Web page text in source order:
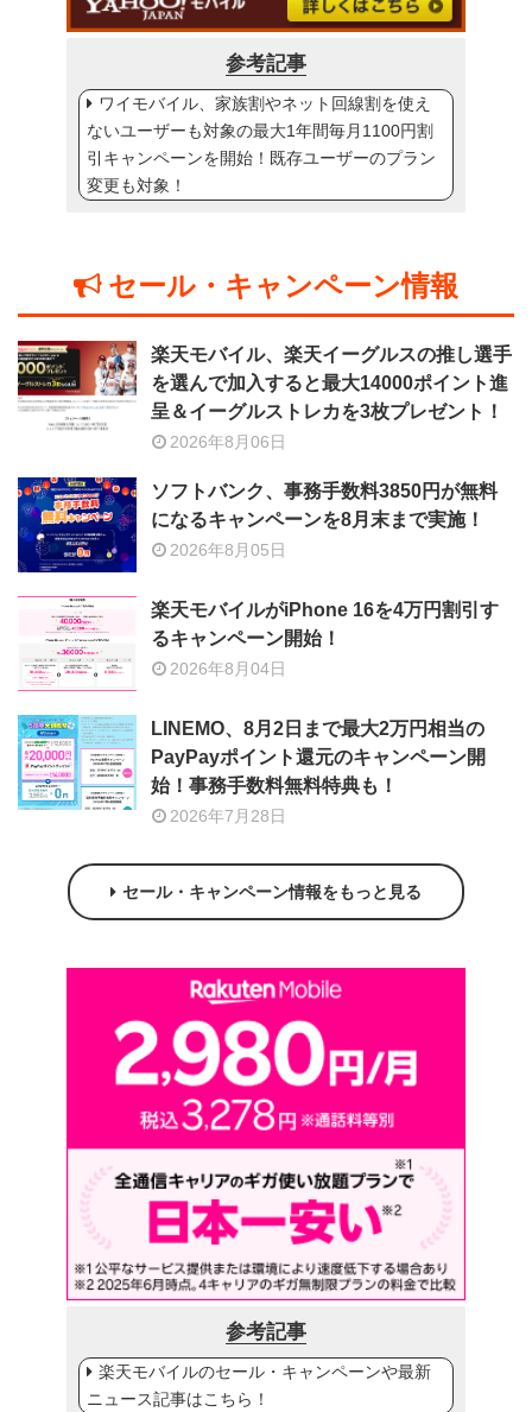
参考記事
ワイモバイル、家族割やネット回線割を使え
ないユーザーも対象の最大1年間毎月1100円割
引キャンペーンを開始！既存ユーザーのプラン
変更も対象！
セール・キャンペーン情報
楽天モバイル、楽天イーグルスの推し選手
を選んで加入すると最大14000ポイント進
呈＆イーグルストレカを3枚プレゼント！
2026年8月06日
ソフトバンク、事務手数料3850円が無料
になるキャンペーンを8月末まで実施！
2026年8月05日
楽天モバイルがiPhone 16を4万円割引す
るキャンペーン開始！
2026年8月04日
LINEMO、8月2日まで最大2万円相当の
PayPayポイント還元のキャンペーン開
始！事務手数料無料特典も！
2026年7月28日
セール・キャンペーン情報をもっと見る
参考記事
楽天モバイルのセール・キャンペーンや最新
ニュース記事はこちら！